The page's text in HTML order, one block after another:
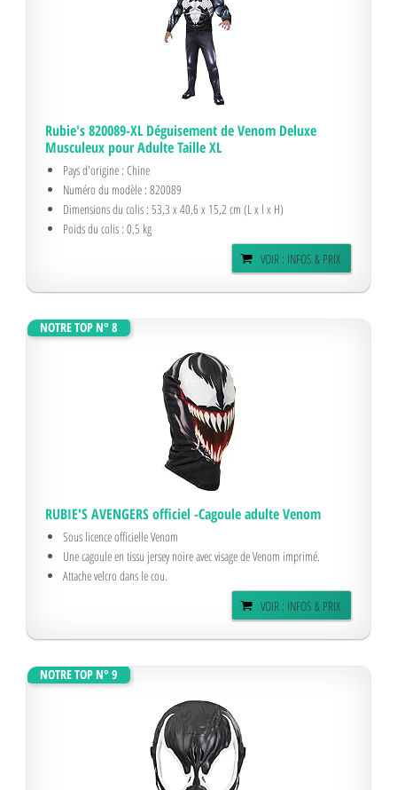
Rubie's 820089-XL Déguisement de Venom Deluxe
Musculeux pour Adulte Taille XL
Pays d'origine : Chine
Numéro du modèle : 820089
Dimensions du colis : 53,3 x 40,6 x 15,2 cm (L x l x H)
Poids du colis : 0,5 kg
VOIR : INFOS & PRIX
NOTRE TOP N° 8
RUBIE'S AVENGERS officiel -Cagoule adulte Venom
Sous licence officielle Venom
Une cagoule en tissu jersey noire avec visage de Venom imprimé.
Attache velcro dans le cou.
VOIR : INFOS & PRIX
NOTRE TOP N° 9